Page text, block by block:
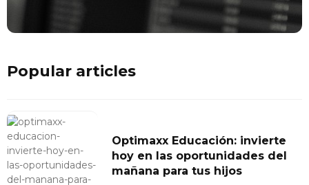
Popular articles
Optimaxx Educación: invierte
hoy en las oportunidades del
mañana para tus hijos